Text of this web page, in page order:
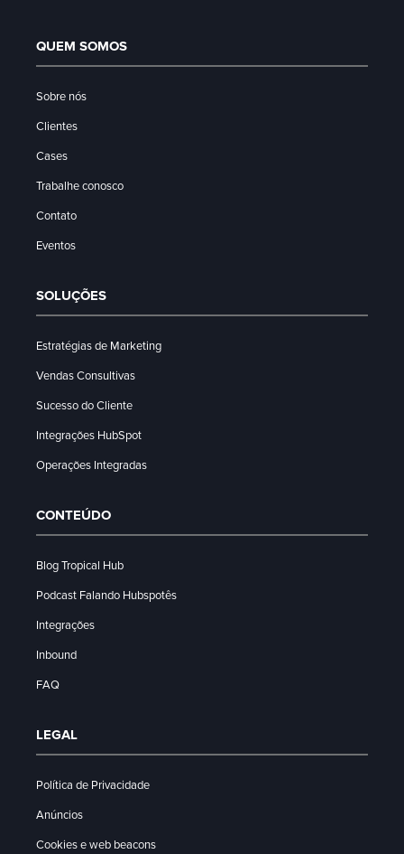
QUEM SOMOS
Sobre nós
Clientes
Cases
Trabalhe conosco
Contato
Eventos
SOLUÇÕES
Estratégias de Marketing
Vendas Consultivas
Sucesso do Cliente
Integrações HubSpot
Operações Integradas
CONTEÚDO
Blog Tropical Hub
Podcast Falando Hubspotês
Integrações
Inbound
FAQ
LEGAL
Política de Privacidade
Anúncios
Cookies e web beacons